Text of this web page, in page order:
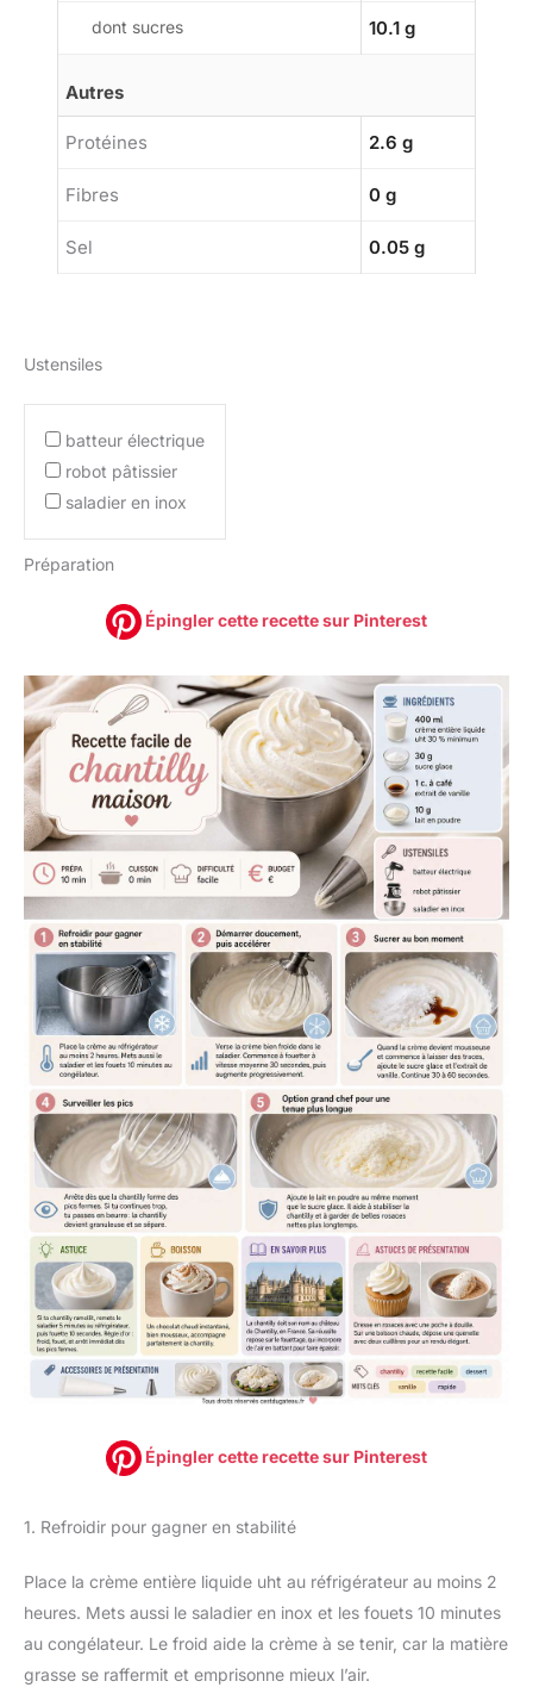
dont sucres 10.1 g
Autres
Protéines 2.6 g
Fibres 0 g
Sel 0.05 g
Ustensiles
batteur électrique
robot pâtissier
saladier en inox
Préparation
Épingler cette recette sur Pinterest
Épingler cette recette sur Pinterest
1. Refroidir pour gagner en stabilité
Place la crème entière liquide uht au réfrigérateur au moins 2
heures. Mets aussi le saladier en inox et les fouets 10 minutes
au congélateur. Le froid aide la crème à se tenir, car la matière
grasse se raffermit et emprisonne mieux l’air.